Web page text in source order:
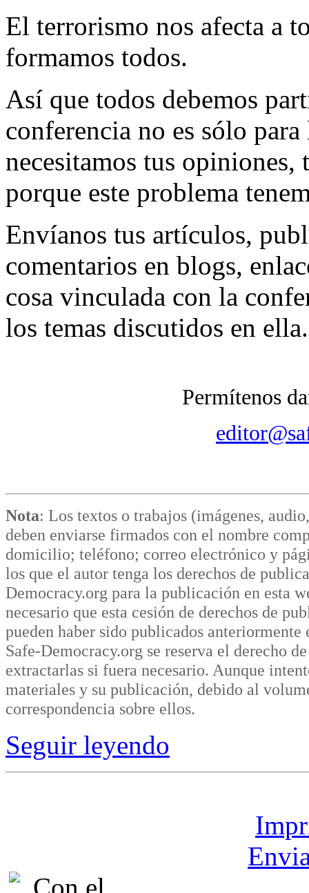
El terrorismo nos afecta a
formamos todos.
Así que todos debemos
conferencia no es sólo
necesitamos tus
porque este problema
Envíanos tus artículos,
comentarios en blogs,
cosa vinculada con la
los temas discutidos en ella.
Permítenos
Nota: Los textos o trabajos (imágenes,
deben enviarse firmados con el nombre
domicilio; teléfono; correo electrónico y
los que el autor tenga los derechos de
Democracy.org para la publicación en esta
necesario que esta cesión de derechos de
pueden haber sido publicados
Safe-Democracy.org se reserva el derecho
extractarlas si fuera necesario. Aunque
materiales y su publicación, debido al
correspondencia sobre ellos.
Seguir leyendo